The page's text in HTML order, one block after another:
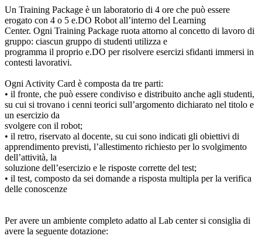
Un Training Package è un laboratorio di 4 ore che può essere
erogato con 4 o 5 e.DO Robot all’interno del Learning
Center. Ogni Training Package ruota attorno al concetto di lavoro di
gruppo: ciascun gruppo di studenti utilizza e
programma il proprio e.DO per risolvere esercizi sfidanti immersi in
contesti lavorativi.
Ogni Activity Card è composta da tre parti:
• il fronte, che può essere condiviso e distribuito anche agli studenti,
su cui si trovano i cenni teorici sull’argomento dichiarato nel titolo e
un esercizio da
svolgere con il robot;
• il retro, riservato al docente, su cui sono indicati gli obiettivi di
apprendimento previsti, l’allestimento richiesto per lo svolgimento
dell’attività, la
soluzione dell’esercizio e le risposte corrette del test;
• il test, composto da sei domande a risposta multipla per la verifica
delle conoscenze
Per avere un ambiente completo adatto al Lab center si consiglia di
avere la seguente dotazione: